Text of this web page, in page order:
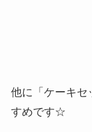
他に「ケーキセ
すめです☆